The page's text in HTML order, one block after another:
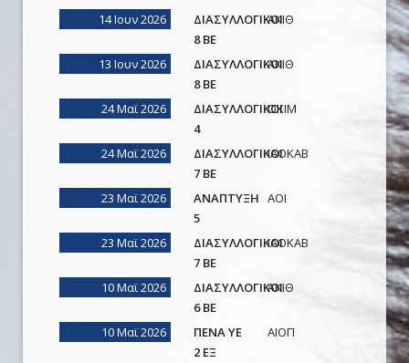
14 Ιουν 2026
ΔΙΑΣΥΛΛΟΓΙΚΟΙ
8 ΒΕ
ΑΚΙΘ
13 Ιουν 2026
ΔΙΑΣΥΛΛΟΓΙΚΟΙ
8 ΒΕ
ΑΚΙΘ
24 Μαϊ 2026
ΔΙΑΣΥΛΛΟΓΙΚΟΙ
4
ΟΚΙΜ
24 Μαϊ 2026
ΔΙΑΣΥΛΛΟΓΙΚΟΙ
7 ΒΕ
ΙΑΟΚΑΒ
23 Μαϊ 2026
ΑΝΑΠΤΥΞΗ
5
AOI
23 Μαϊ 2026
ΔΙΑΣΥΛΛΟΓΙΚΟΙ
7 ΒΕ
ΙΑΟΚΑΒ
10 Μαϊ 2026
ΔΙΑΣΥΛΛΟΓΙΚΟΙ
6 ΒΕ
ΑΚΙΘ
10 Μαϊ 2026
ΠΕΝΑ ΥΕ
2 ΕΞ
ΑΙΟΠ